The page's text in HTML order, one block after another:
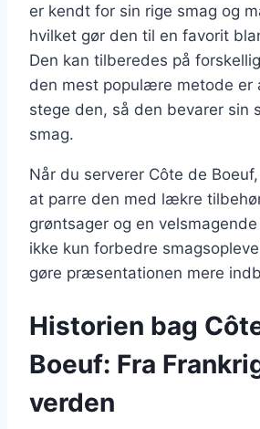
er kendt for sin rige smag og
hvilket gør den til en favorit
Den kan tilberedes på
den mest populære metode er
stege den, så den bevarer sin
smag.
Når du serverer Côte de
at parre den med lækre
grøntsager og en
ikke kun forbedre
gøre præsentationen mere
Historien bag
Boeuf: Fra
verden